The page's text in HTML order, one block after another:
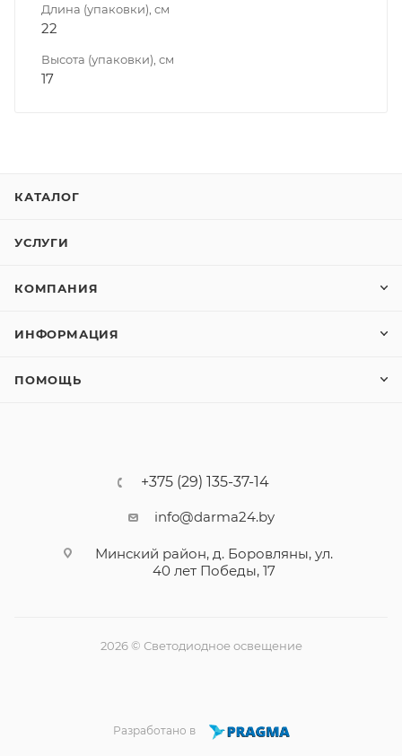
Длина (упаковки), см
22
Высота (упаковки), см
17
КАТАЛОГ
УСЛУГИ
КОМПАНИЯ
ИНФОРМАЦИЯ
ПОМОЩЬ
+375 (29) 135-37-14
info@darma24.by
Минский район, д. Боровляны, ул.
40 лет Победы, 17
2026 © Светодиодное освещение
Разработано в